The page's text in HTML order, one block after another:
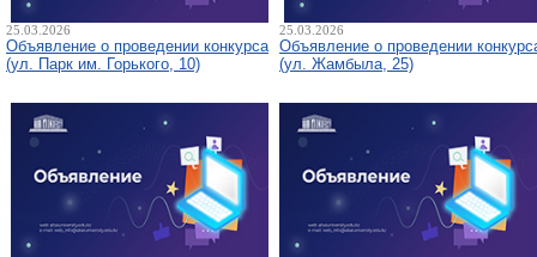
25.03.2026
Объявление о проведении конкурса
(ул. Парк им. Горького, 10)
25.03.2026
Объявление о проведении
(ул. Жамбыла, 25)